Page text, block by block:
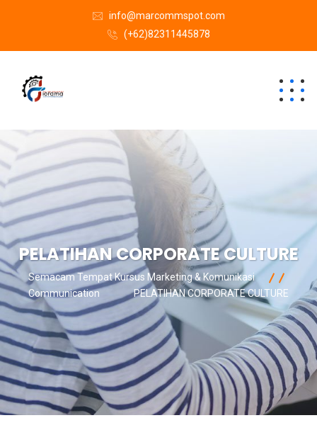
info@marcommspot.com
(+62)82311445878
PELATIHAN CORPORATE CULTURE
Semacam Tempat Kursus Marketing & Komunikasi
Communication
PELATIHAN CORPORATE CULTURE